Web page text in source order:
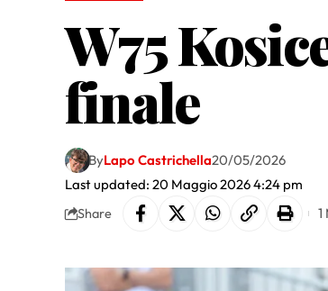
W75
finale
Last updated: 20 Maggio 2026 4:24 pm
ByLapo Castrichella20/05/2026
Share 1